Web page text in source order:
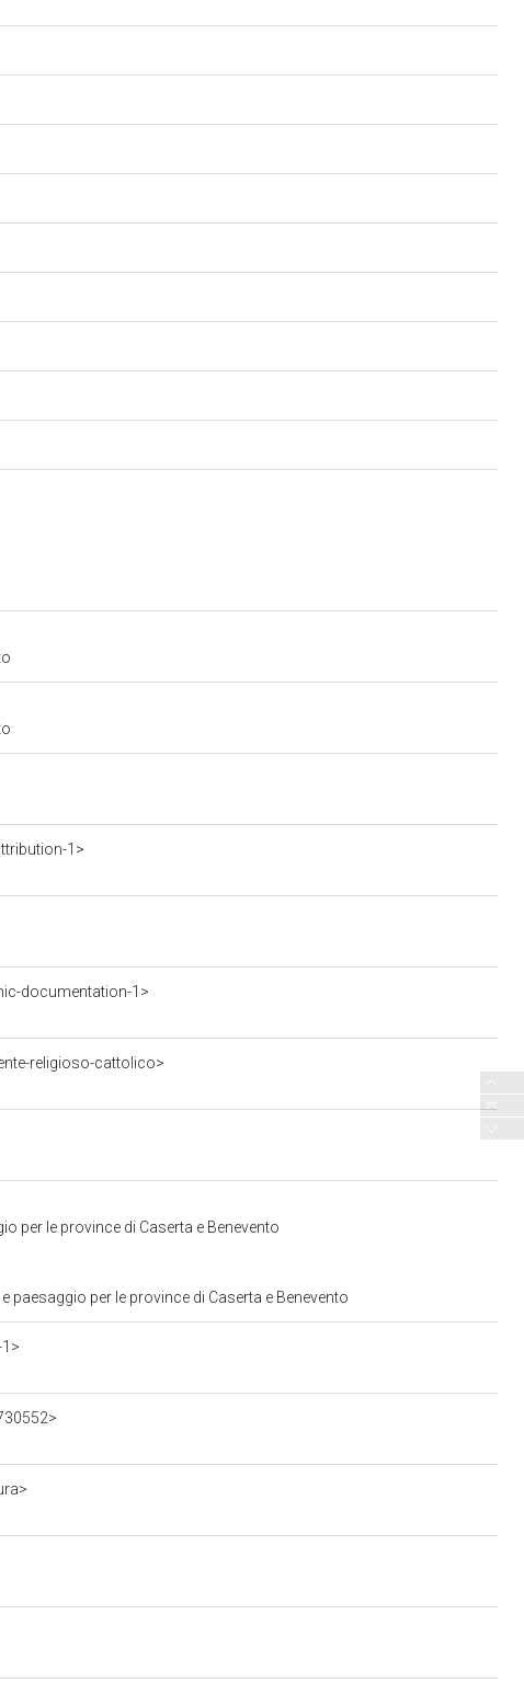
1>
documentation-1>
religioso-cattolico>
per le province di Caserta e Benevento
paesaggio per le province di Caserta e Benevento